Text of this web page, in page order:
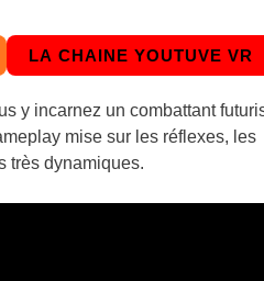
LA CHAINE YOUTUVE VR
y incarnez un combattant
mise sur les réflexes, les
très dynamiques.